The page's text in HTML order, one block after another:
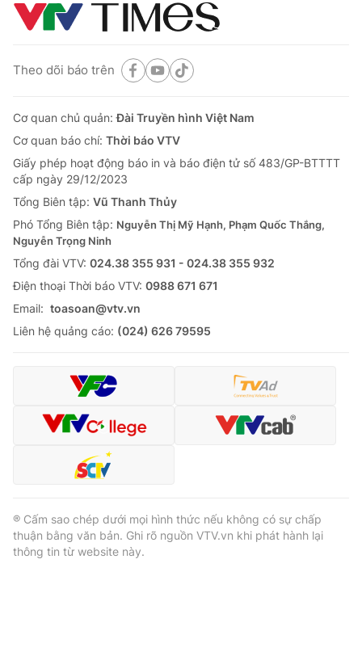
Theo dõi báo trên
Cơ quan chủ quản:Đài Truyền hình Việt Nam
Cơ quan báo chí: Thời báo VTV
Giấy phép hoạt động báo in và báo điện tử số 483/GP-BTTTT
cấp ngày 29/12/2023
Tổng Biên tập: Vũ Thanh Thủy
Phó Tổng Biên tập: Nguyễn Thị Mỹ Hạnh, Phạm Quốc Thắng,
Nguyễn Trọng Ninh
Tổng đài VTV: 024.38 355 931 - 024.38 355 932
Ðiện thoại Thời báo VTV: 0988 671 671
Email: toasoan@vtv.vn
Liên hệ quảng cáo: (024) 626 79595
® Cấm sao chép dưới mọi hình thức nếu không có sự chấp
thuận bằng văn bản. Ghi rõ nguồn VTV.vn khi phát hành lại
thông tin từ website này.